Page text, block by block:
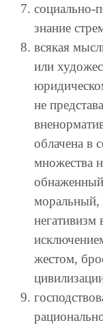
социально-
знание
всякая
или
не
облачена в
множества
моральный,
жестом,